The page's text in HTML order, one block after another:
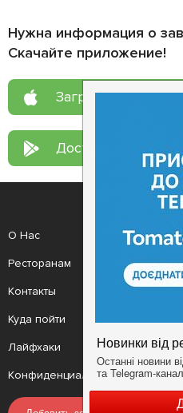
Нужна информация о
Скачайте приложение!
Загрузите в App
Доступно в
О Нас
Ресторанам
Контакты
Куда пойти
Лайфхаки
Конфиденциальность